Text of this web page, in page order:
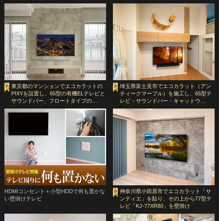
東京都のマンションでエコカラットの
PIXYを設置し、65型の有機ELテレビと
サウンドバー、フロートタイプの…
埼玉県富士見市でエコカラット（アン
ティークマーブル）を施工し、65型テ
レビ・サウンドバー・キャットウ…
HDMIコンセント＋小型HDDで何も置かな
い壁掛けテレビ
神奈川県小田原市でエコカラット「サ
ンティエ」を貼り、その上から77型テ
レビ「KJ-77XR80」を壁掛け